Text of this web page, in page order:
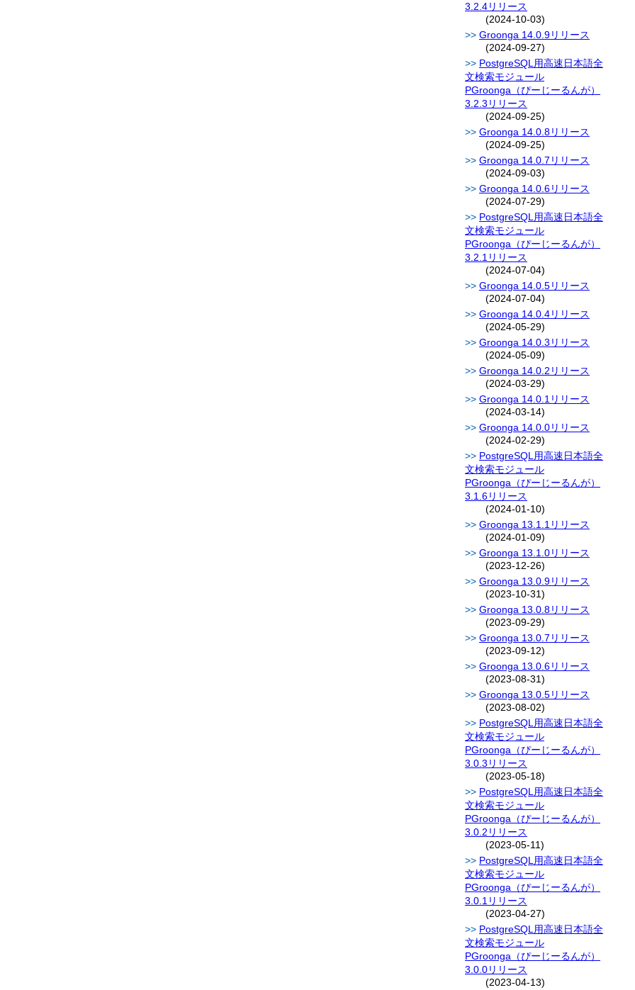
3.2.4リリース
(2024-10-03)
Groonga 14.0.9リリース
(2024-09-27)
PostgreSQL用高速日本語全
文検索モジュール
PGroonga（ぴーじーるんが）
3.2.3リリース
(2024-09-25)
Groonga 14.0.8リリース
(2024-09-25)
Groonga 14.0.7リリース
(2024-09-03)
Groonga 14.0.6リリース
(2024-07-29)
PostgreSQL用高速日本語全
文検索モジュール
PGroonga（ぴーじーるんが）
3.2.1リリース
(2024-07-04)
Groonga 14.0.5リリース
(2024-07-04)
Groonga 14.0.4リリース
(2024-05-29)
Groonga 14.0.3リリース
(2024-05-09)
Groonga 14.0.2リリース
(2024-03-29)
Groonga 14.0.1リリース
(2024-03-14)
Groonga 14.0.0リリース
(2024-02-29)
PostgreSQL用高速日本語全
文検索モジュール
PGroonga（ぴーじーるんが）
3.1.6リリース
(2024-01-10)
Groonga 13.1.1リリース
(2024-01-09)
Groonga 13.1.0リリース
(2023-12-26)
Groonga 13.0.9リリース
(2023-10-31)
Groonga 13.0.8リリース
(2023-09-29)
Groonga 13.0.7リリース
(2023-09-12)
Groonga 13.0.6リリース
(2023-08-31)
Groonga 13.0.5リリース
(2023-08-02)
PostgreSQL用高速日本語全
文検索モジュール
PGroonga（ぴーじーるんが）
3.0.3リリース
(2023-05-18)
PostgreSQL用高速日本語全
文検索モジュール
PGroonga（ぴーじーるんが）
3.0.2リリース
(2023-05-11)
PostgreSQL用高速日本語全
文検索モジュール
PGroonga（ぴーじーるんが）
3.0.1リリース
(2023-04-27)
PostgreSQL用高速日本語全
文検索モジュール
PGroonga（ぴーじーるんが）
3.0.0リリース
(2023-04-13)